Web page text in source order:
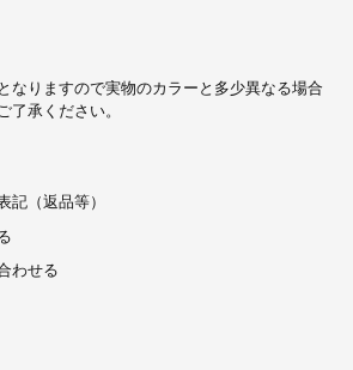
なりますので実物のカラーと多少異なる場合
了承ください。
記（返品等）
わせる